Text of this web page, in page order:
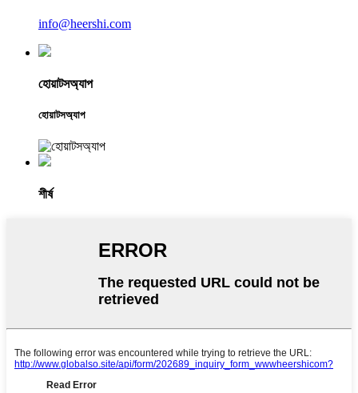
info@heershi.com
হোয়াটসঅ্যাপ
হোয়াটসঅ্যাপ
শীর্ষ